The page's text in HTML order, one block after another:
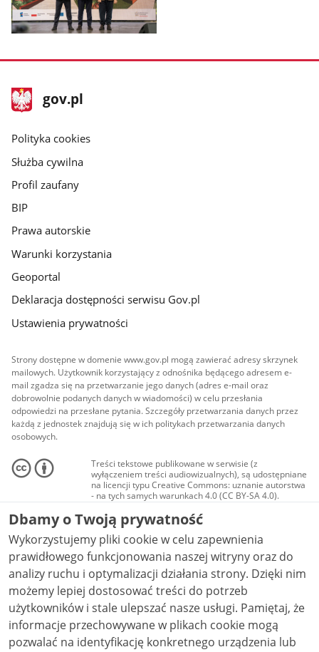
zdjęcie
z
galerii.
stopka
gov.pl
Strona
gov.pl
gov.pl
Polityka cookies
Służba cywilna
Profil zaufany
BIP
Prawa autorskie
Warunki korzystania
Geoportal
Deklaracja dostępności serwisu Gov.pl
Ustawienia prywatności
Strony dostępne w domenie www.gov.pl mogą zawierać adresy skrzynek
mailowych. Użytkownik korzystający z odnośnika będącego adresem e-
mail zgadza się na przetwarzanie jego danych (adres e-mail oraz
dobrowolnie podanych danych w wiadomości) w celu przesłania
odpowiedzi na przesłane pytania. Szczegóły przetwarzania danych przez
każdą z jednostek znajdują się w ich politykach przetwarzania danych
osobowych.
Treści tekstowe publikowane w serwisie (z
wyłączeniem treści audiowizualnych), są udostępniane
na licencji typu Creative Commons: uznanie autorstwa
- na tych samych warunkach 4.0 (CC BY-SA 4.0).
Materiały audiowizualne, w tym zdjęcia, materiały
audio i wideo, są udostępniane na licencji typu
Creative Commons: uznanie autorstwa użycie
niekomercyjne - bez utworów zależnych 4.0 (CC BY-
NC-ND 4.0), o ile nie jest to stwierdzone inaczej.
Dbamy o Twoją prywatność
Wykorzystujemy pliki cookie w celu zapewnienia
prawidłowego funkcjonowania naszej witryny oraz do
analizy ruchu i optymalizacji działania strony. Dzięki nim
możemy lepiej dostosować treści do potrzeb
użytkowników i stale ulepszać nasze usługi. Pamiętaj, że
informacje przechowywane w plikach cookie mogą
pozwalać na identyfikację konkretnego urządzenia lub